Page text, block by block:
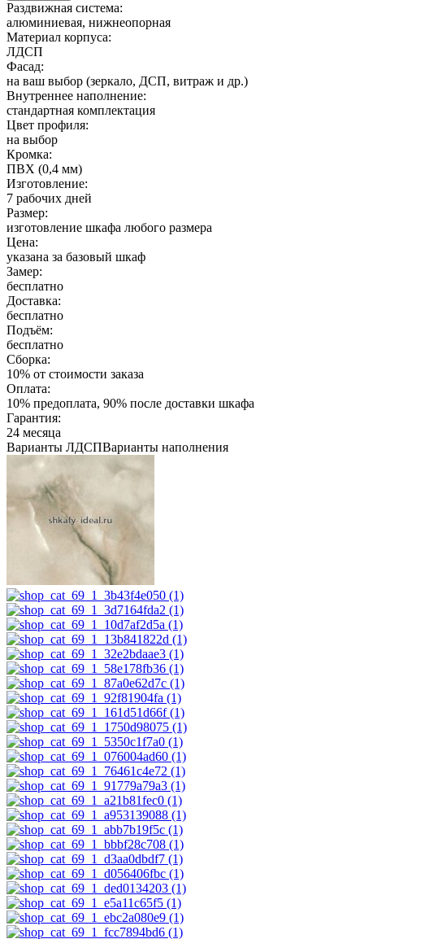
Раздвижная система:
алюминиевая, нижнеопорная
Материал корпуса:
ЛДСП
Фасад:
на ваш выбор (зеркало, ДСП, витраж и др.)
Внутреннее наполнение:
стандартная комплектация
Цвет профиля:
на выбор
Кромка:
ПВХ (0,4 мм)
Изготовление:
7 рабочих дней
Размер:
изготовление шкафа любого размера
Цена:
указана за базовый шкаф
Замер:
бесплатно
Доставка:
бесплатно
Подъём:
бесплатно
Сборка:
10% от стоимости заказа
Оплата:
10% предоплата, 90% после доставки шкафа
Гарантия:
24 месяца
Варианты ЛДСПВарианты наполнения